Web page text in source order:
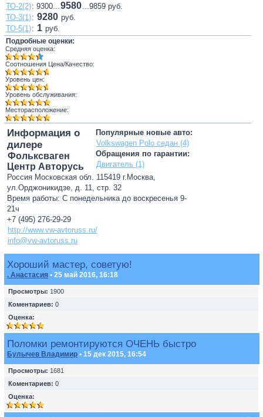
ТО-2(2): 9300...9580...9859 руб.
ТО-3(1): 9280 руб.
ТО-5(1): 1 руб.
Подробные оценки:
Средняя оценка:
Соотношения Цена/Качество:
Уровень цен:
Уровень обслуживания:
Месторасположение:
Популярные новые авто:
Volkswagen Polo седан (4)
Обращения по гарантии:
Двигатель (1)
Информация о
дилере
Фольксваген
Центр Авторусь
Россия Московская обл. 115419 г.Москва,
ул.Орджоникидзе, д. 11, стр. 32
Время работы: С понедельника до воскресенья 9-
21ч
+7 (495) 276-29-29
http://www.vw-avtoruss.ru/
info@vw-avtoruss.ru
Хороший мастер, советую!
. Анастасия • 25 май 2016, 16:18
Просмотры: 1900
Коментариев: 0
Оценка:
Поломки ремонтируются ОЧЕНЬ быстро
Булычев Владимир • 15 дек 2015, 16:54
Просмотры: 1681
Коментариев: 0
Оценка: